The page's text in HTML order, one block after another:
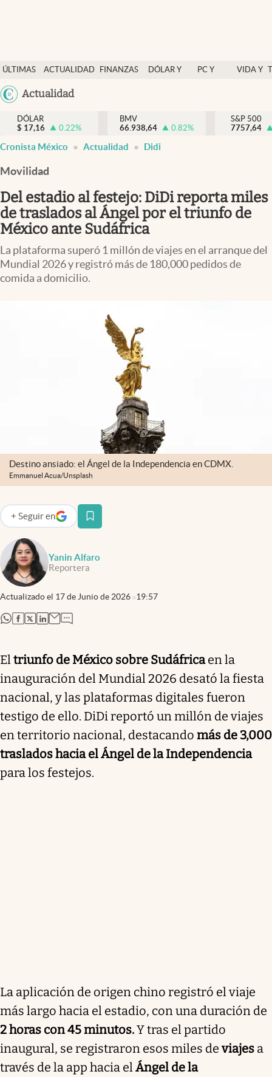
ÚLTIMAS
NOTICIAS
ACTUALIDAD
FINANZAS
DÓLAR Y
PC Y
VIDA Y
México
Actualidad
Actualidad
Finanzas y economía
Dólar y mercados
Pc y celular
Vida y estilo
Tv
Clima
DÓLAR
$ 17,16 0.22%
BMV
66.938,64
0.82%
S&P 500
7757,64
Cronista México Actualidad Didi
Movilidad
Del estadio al festejo: DiDi reporta miles
de traslados al Ángel por el triunfo de
México ante Sudáfrica
La plataforma superó 1 millón de viajes en el arranque del
Mundial 2026 y registró más de 180,000 pedidos de
comida a domicilio.
Destino ansiado: el Ángel de la Independencia en CDMX.
Emmanuel Acua/Unsplash
Yanin Alfaro
Reportera
Actualizado el 17 de Junio de 2026 19:57
+ Seguir en
abre en nueva pestaña
abre en nueva pestaña
abre en nueva pestaña
abre en nueva pestaña
abre en nueva pestaña
Eltriunfo de México sobre Sudáfricaen la
inauguración del Mundial 2026 desató la fiesta
nacional, y las plataformas digitales fueron
testigo de ello. DiDi reportó un millón de viajes
en territorio nacional, destacando más de 3,000
traslados hacia el Ángel de la Independencia
para los festejos.
La aplicación de origen chino registró el viaje
más largo hacia el estadio, con una duración de
2 horas con 45 minutos.Y tras el partido
inaugural, se registraron esos miles deviajes a
través de la app hacia elÁngel de la